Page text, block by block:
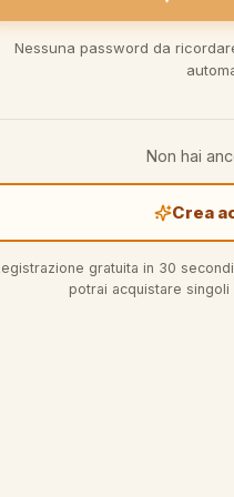
Nessuna password da
Non hai
Crea
gratuita in 30
potrai acquistare